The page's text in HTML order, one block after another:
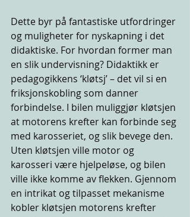
Dette byr på fantastiske utfordringer
og muligheter for nyskapning i det
didaktiske. For hvordan former man
en slik undervisning? Didaktikk er
pedagogikkens ‘kløtsj’ – det vil si en
friksjonskobling som danner
forbindelse. I bilen muliggjør kløtsjen
at motorens krefter kan forbinde seg
med karosseriet, og slik bevege den.
Uten kløtsjen ville motor og
karosseri være hjelpeløse, og bilen
ville ikke komme av flekken. Gjennom
en intrikat og tilpasset mekanisme
kobler kløtsjen motorens krefter